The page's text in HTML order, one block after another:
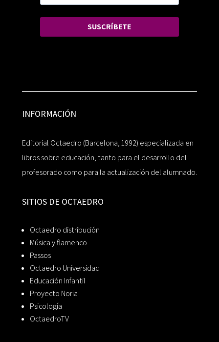
SUSCRÍBETE
INFORMACIÓN
Editorial Octaedro (Barcelona, 1992) especializada en
libros sobre educación, tanto para el desarrollo del
profesorado como para la actualización del alumnado.
SITIOS DE OCTAEDRO
Octaedro distribución
Música y flamenco
Passos
Octaedro Universidad
Educación Infantil
Proyecto Noria
Psicología
OctaedroTV